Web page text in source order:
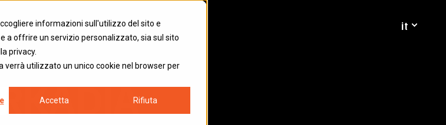
informazioni sull'utilizzo del sito e
a offrire un servizio personalizzato, sia sul sito
privacy.
utilizzato un unico cookie nel browser per
Accetta Rifiuta
it